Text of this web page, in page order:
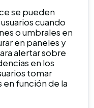
se pueden
cuando
o umbrales en
en paneles y
alertar sobre
en los
tomar
en función de la